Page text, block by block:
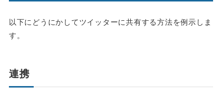
以下にどうにかしてツイッターに共有する方法を例示しま
す。
連携